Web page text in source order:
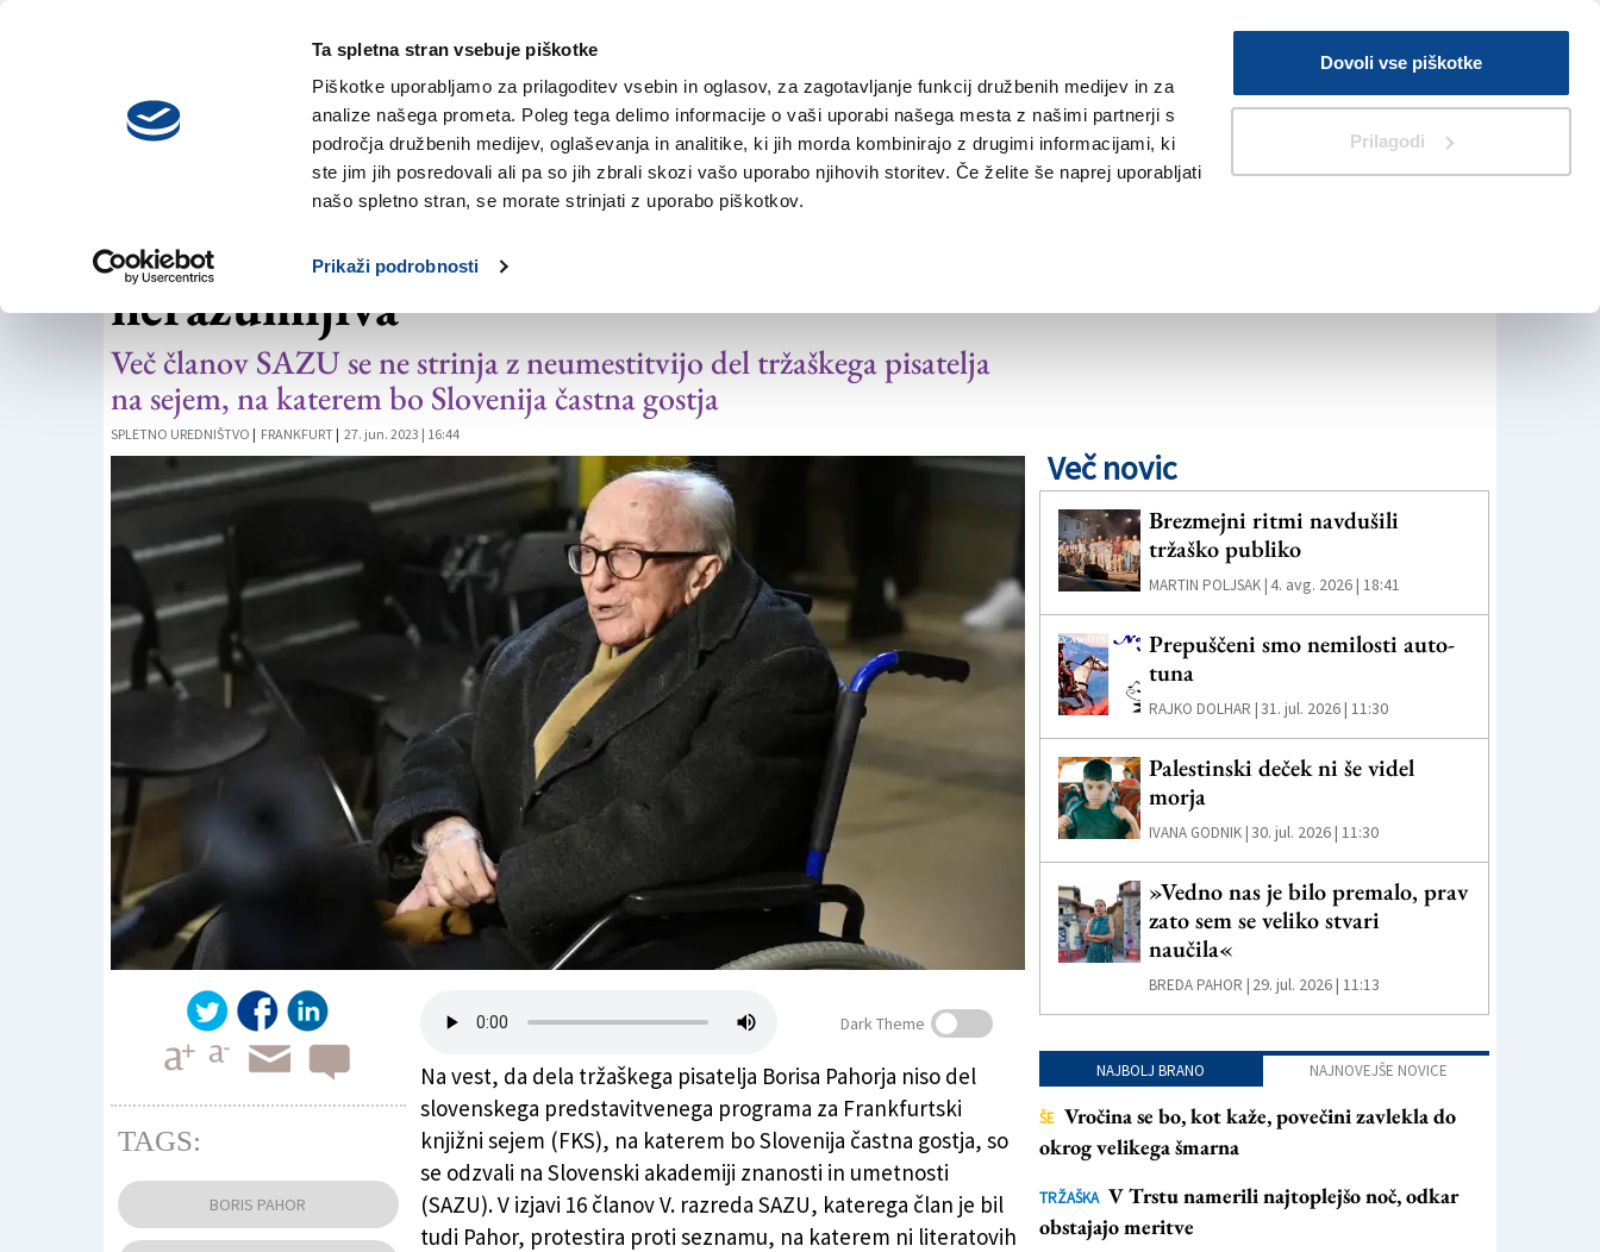
Ta spletna stran vsebuje piškotke
Piškotke uporabljamo za prilagoditev vsebin in oglasov, za zagotavljanje funkcij družbenih medijev in za
analize našega prometa. Poleg tega delimo informacije o vaši uporabi našega mesta z našimi partnerji s
področja družbenih medijev, oglaševanja in analitike, ki jih morda kombinirajo z drugimi informacijami, ki
ste jim jih posredovali ali pa so jih zbrali skozi vašo uporabo njihovih storitev. Če želite še naprej uporabljati
našo spletno stran, se morate strinjati z uporabo piškotkov.
Prikaži podrobnosti
Dovoli vse piškotke
Prilagodi
četrtek,
6. avgusta 2026
V Kioskih
Iskanje
NOVICE TRŽAŠKA GORIŠKA KULTURA ŠPORT ŠE
Izločitev Pahorja s frankfurtskega sejma
nerazumljiva
Več članov SAZU se ne strinja z neumestitvijo del tržaškega pisatelja
na sejem, na katerem bo Slovenija častna gostja
SPLETNO UREDNIŠTVO | FRANKFURT | 27. jun. 2023 | 16:44
Boris Pahor (FOTODAMJ@N)
Dark Theme
Na vest, da dela tržaškega pisatelja Borisa Pahorja niso del
slovenskega predstavitvenega programa za Frankfurtski
knjižni sejem (FKS), na katerem bo Slovenija častna gostja, so
se odzvali na Slovenski akademiji znanosti in umetnosti
(SAZU). V izjavi 16 članov V. razreda SAZU, katerega član je bil
tudi Pahor, protestira proti seznamu, na katerem ni literatovih
TAGS:
BORIS PAHOR
Več novic
Brezmejni ritmi navdušili
tržaško publiko
MARTIN POLJSAK |4. avg. 2026 | 18:41
Prepuščeni smo nemilosti auto-
tuna
RAJKO DOLHAR |31. jul. 2026 | 11:30
Palestinski deček ni še videl
morja
IVANA GODNIK |30. jul. 2026 | 11:30
»Vedno nas je bilo premalo, prav
zato sem se veliko stvari
naučila«
BREDA PAHOR | 29. jul. 2026 | 11:13
NAJBOLJ BRANO NAJNOVEJŠE NOVICE
ŠE Vročina se bo, kot kaže, povečini zavlekla do
okrog velikega šmarna
TRŽAŠKA V Trstu namerili najtoplejšo noč, odkar
obstajajo meritve